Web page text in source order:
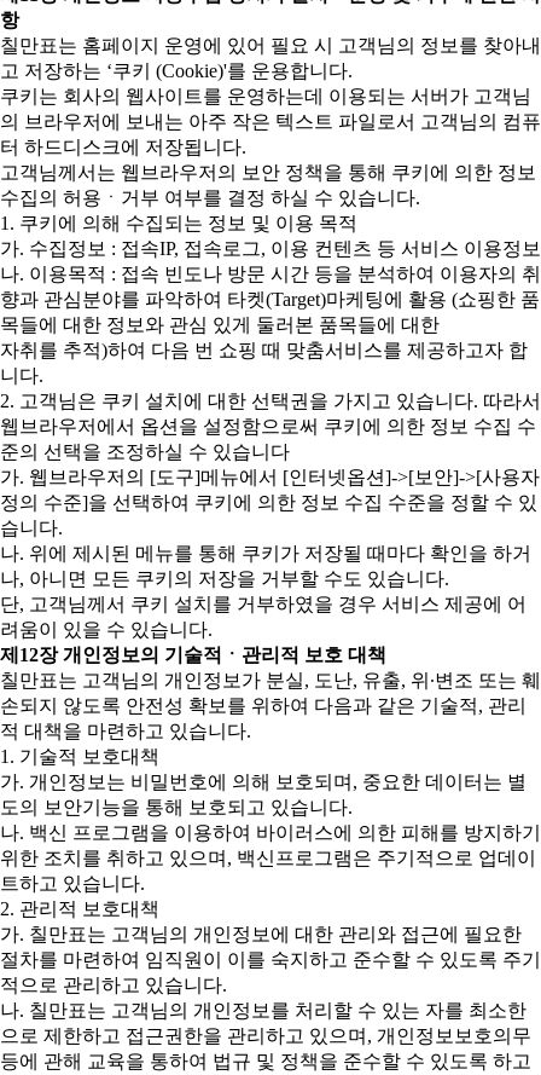
항
칠만표는 홈페이지 운영에 있어 필요 시 고객님의 정보를 찾아내
고 저장하는 ‘쿠키 (Cookie)'를 운용합니다.
쿠키는 회사의 웹사이트를 운영하는데 이용되는 서버가 고객님
의 브라우저에 보내는 아주 작은 텍스트 파일로서 고객님의 컴퓨
터 하드디스크에 저장됩니다.
고객님께서는 웹브라우저의 보안 정책을 통해 쿠키에 의한 정보
수집의 허용ㆍ거부 여부를 결정 하실 수 있습니다.
1. 쿠키에 의해 수집되는 정보 및 이용 목적
가. 수집정보 : 접속IP, 접속로그, 이용 컨텐츠 등 서비스 이용정보
나. 이용목적 : 접속 빈도나 방문 시간 등을 분석하여 이용자의 취
향과 관심분야를 파악하여 타켓(Target)마케팅에 활용 (쇼핑한 품
목들에 대한 정보와 관심 있게 둘러본 품목들에 대한
자취를 추적)하여 다음 번 쇼핑 때 맞춤서비스를 제공하고자 합
니다.
2. 고객님은 쿠키 설치에 대한 선택권을 가지고 있습니다. 따라서
웹브라우저에서 옵션을 설정함으로써 쿠키에 의한 정보 수집 수
준의 선택을 조정하실 수 있습니다
가. 웹브라우저의 [도구]메뉴에서 [인터넷옵션]->[보안]->[사용자
정의 수준]을 선택하여 쿠키에 의한 정보 수집 수준을 정할 수 있
습니다.
나. 위에 제시된 메뉴를 통해 쿠키가 저장될 때마다 확인을 하거
나, 아니면 모든 쿠키의 저장을 거부할 수도 있습니다.
단, 고객님께서 쿠키 설치를 거부하였을 경우 서비스 제공에 어
려움이 있을 수 있습니다.
제12장 개인정보의 기술적ㆍ관리적 보호 대책
칠만표는 고객님의 개인정보가 분실, 도난, 유출, 위∙변조 또는 훼
손되지 않도록 안전성 확보를 위하여 다음과 같은 기술적, 관리
적 대책을 마련하고 있습니다.
1. 기술적 보호대책
가. 개인정보는 비밀번호에 의해 보호되며, 중요한 데이터는 별
도의 보안기능을 통해 보호되고 있습니다.
나. 백신 프로그램을 이용하여 바이러스에 의한 피해를 방지하기
위한 조치를 취하고 있으며, 백신프로그램은 주기적으로 업데이
트하고 있습니다.
2. 관리적 보호대책
가. 칠만표는 고객님의 개인정보에 대한 관리와 접근에 필요한
절차를 마련하여 임직원이 이를 숙지하고 준수할 수 있도록 주기
적으로 관리하고 있습니다.
나. 칠만표는 고객님의 개인정보를 처리할 수 있는 자를 최소한
으로 제한하고 접근권한을 관리하고 있으며, 개인정보보호의무
등에 관해 교육을 통하여 법규 및 정책을 준수할 수 있도록 하고